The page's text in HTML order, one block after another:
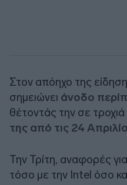
Στον απόηχο της
σημειώνει άνοδο
θέτοντάς την σε τροχιά
της από τις 24
Την Τρίτη, αναφορές
τόσο με την Intel όσο